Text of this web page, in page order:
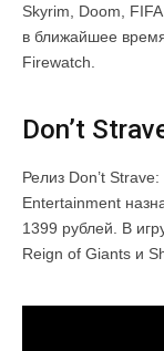
Skyrim, Doom,
в ближайшее
Firewatch.
Don’t
Релиз Don’t
Entertainment
1399 рублей. В
Reign of Giants и